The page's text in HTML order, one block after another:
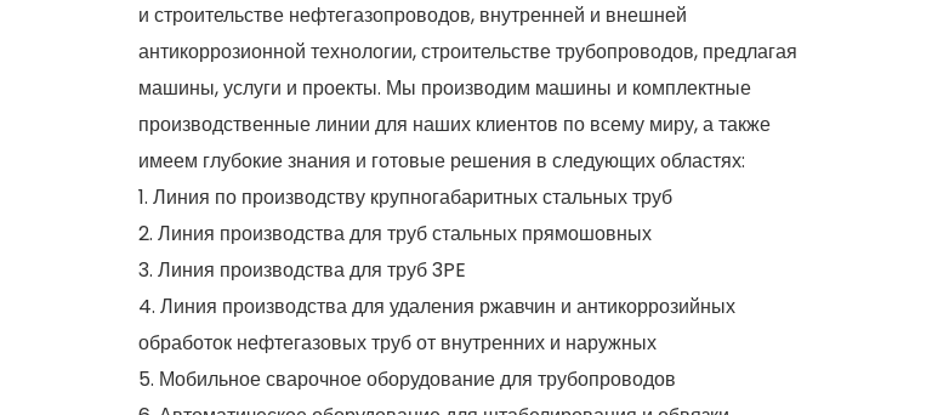
и строительстве нефтегазопроводов, внутренней и внешней
антикоррозионной технологии, строительстве трубопроводов, предлагая
машины, услуги и проекты. Мы производим машины и комплектные
производственные линии для наших клиентов по всему миру, а также
имеем глубокие знания и готовые решения в следующих областях:
1. Линия по производству крупногабаритных стальных труб
2. Линия производства для труб стальных прямошовных
3. Линия производства для труб 3PE
4. Линия производства для удаления ржавчин и антикоррозийных
обработок нефтегазовых труб от внутренних и наружных
5. Мобильное сварочное оборудование для трубопроводов